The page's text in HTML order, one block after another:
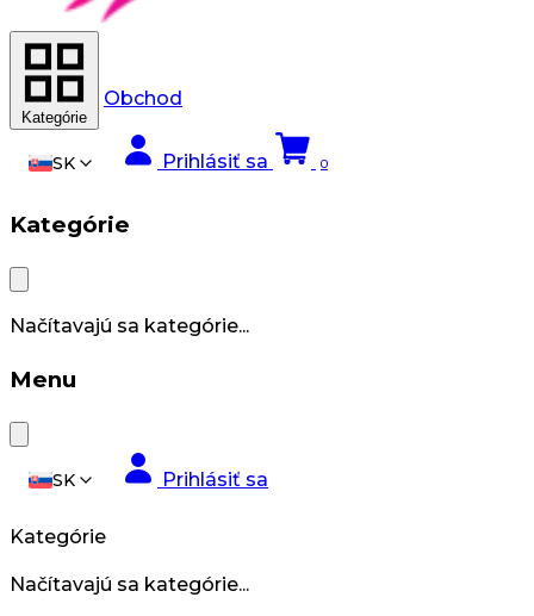
Kategórie
Obchod
SK Prihlásiť sa 0
Kategórie
Načítavajú sa kategórie...
Menu
SK Prihlásiť sa
Kategórie
Načítavajú sa kategórie...